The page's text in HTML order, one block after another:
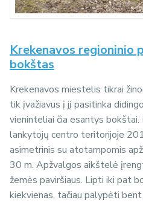
Krekenavos regioninio
bokštas
Krekenavos miestelis tikrai
tik įvažiavus į jį pasitinka
vieninteliai čia esantys bokštai.
lankytojų centro teritorijoje
asimetrinis su atotampomis
30 m. Apžvalgos aikštelė
žemės paviršiaus. Lipti iki pat
kiekvienas, tačiau palypėti